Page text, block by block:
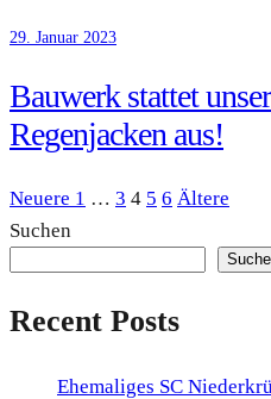
29. Januar 2023
Bauwerk stattet
Regenjacken aus!
Seitennummerierung
der
Neuere Neuere
Seite
1 … Seite
3 Seite
4 Seite
5 Seite
6 Ältere
Suchen
Recent Posts
Ehemaliges SC